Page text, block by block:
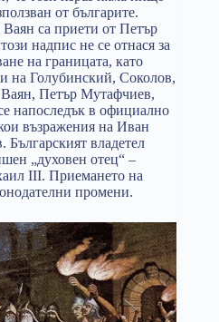
от българите.
са приети от Петър
надпис не се отнася за
на границата, като
на Голубинский, Соколов,
Петър Мутафчиев,
напоследък в официално
възражения на Иван
владетел
„духовен отец“ –
III. Приемането на
промени.